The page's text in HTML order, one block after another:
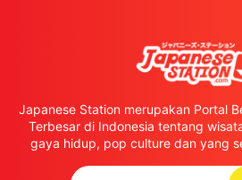
Japanese Station merupakan Portal
Terbesar di Indonesia tentang
gaya hidup, pop culture dan yang